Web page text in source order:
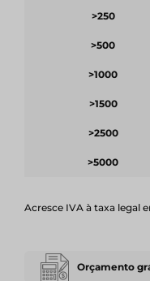
>250
>500
>1000
>1500
>2500
>5000
Acresce IVA à taxa legal
Orçamento